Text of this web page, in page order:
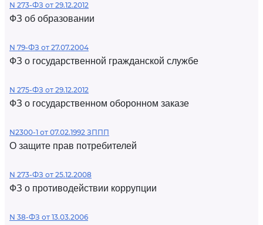
N 273-ФЗ от 29.12.2012
ФЗ об образовании
N 79-ФЗ от 27.07.2004
ФЗ о государственной гражданской службе
N 275-ФЗ от 29.12.2012
ФЗ о государственном оборонном заказе
N2300-1 от 07.02.1992 ЗППП
О защите прав потребителей
N 273-ФЗ от 25.12.2008
ФЗ о противодействии коррупции
N 38-ФЗ от 13.03.2006